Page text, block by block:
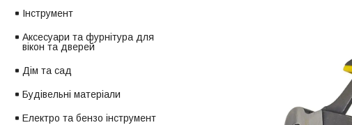
Інструмент
Аксесуари та фурнітура для
вікон та дверей
Дім та сад
Будівельні матеріали
Електро та бензо інструмент